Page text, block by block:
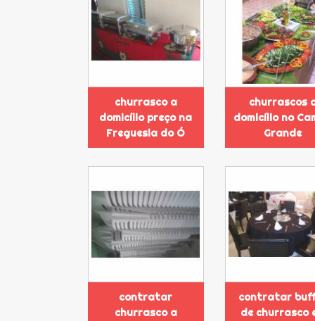
churrasco a
domicílio preço na
Freguesia do Ó
churrascos
domicílio no
Grande
contratar
churrasco a
contratar
de churrasco